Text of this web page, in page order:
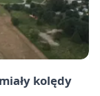
kolędy